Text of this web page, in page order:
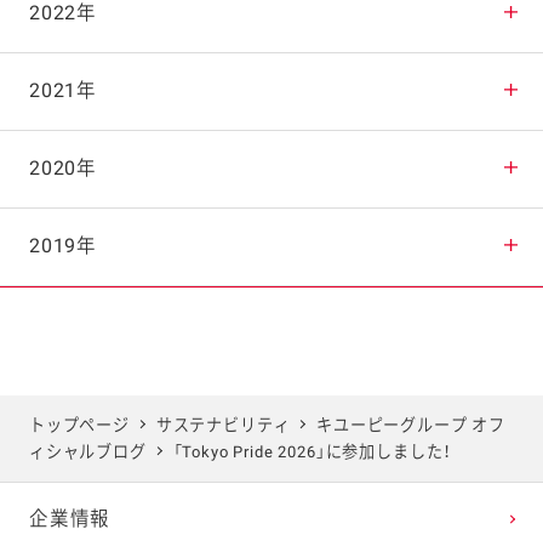
2025年10月
2025年9月
2025年8月
2025年7月
2025年4月
2024年11月
2024年10月
2024年9月
2024年8月
2024年5月
2023年12月
2023年11月
2023年10月
2023年9月
2023年6月
2022年
2022年12月
2022年11月
2022年10月
2022年7月
2021年
2021年12月
2021年11月
2021年8月
2020年
2020年12月
2020年9月
2019年
2019年10月
トップページ サステナビリティ
キユーピーグループ オフ
ィシャルブログ
「Tokyo Pride 2026」に参加しました！
企業情報